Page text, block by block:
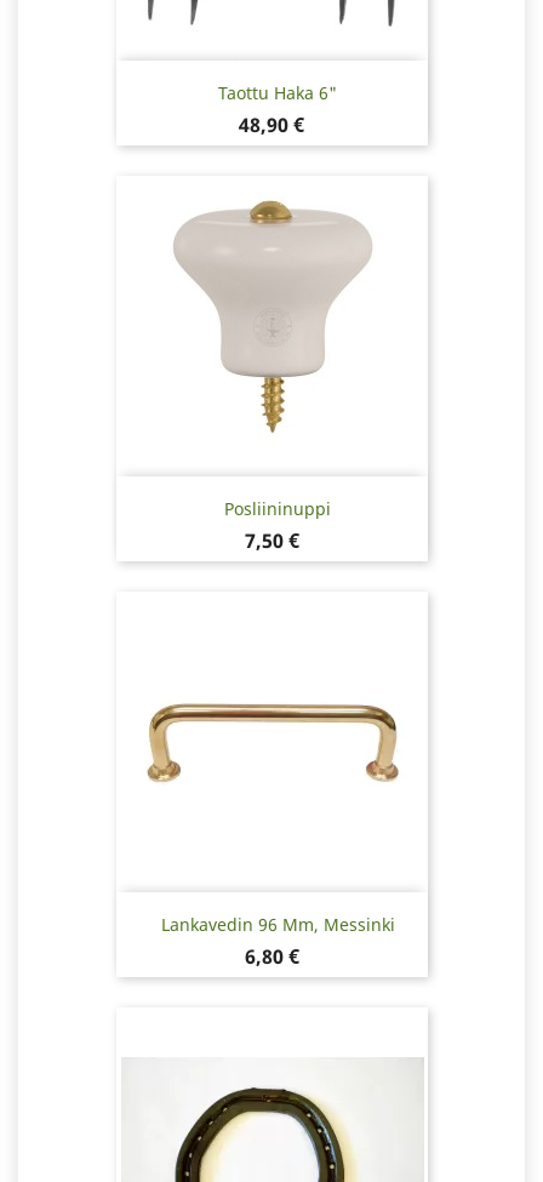
Taottu Haka 6"
Hinta
48,90 €
Posliininuppi
Hinta
7,50 €
Lankavedin 96 Mm, Messinki
Hinta
6,80 €